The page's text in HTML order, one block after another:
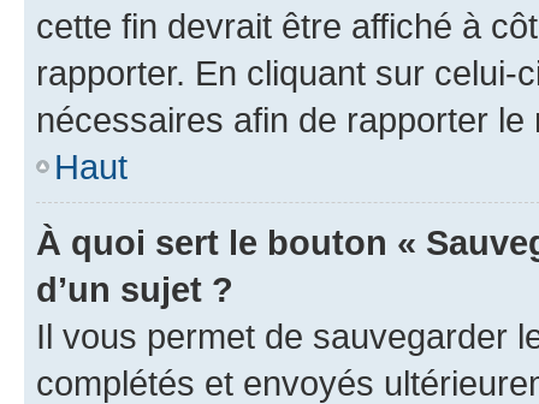
cette fin devrait être affiché à
rapporter. En cliquant sur
nécessaires afin de rapporter le
Haut
À quoi sert le bouton «
d’un sujet ?
Il vous permet de sauvegarder
complétés et envoyés